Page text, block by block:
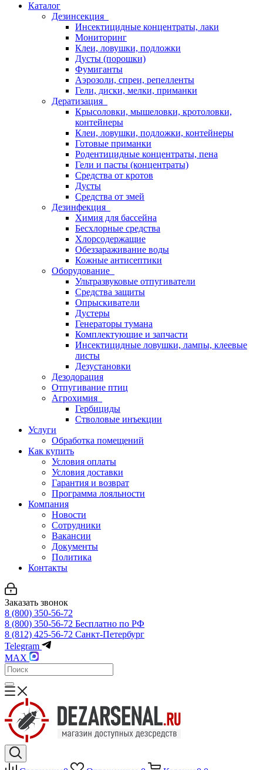
Каталог
Дезинсекция
Инсектицидные концентраты, лаки
Мониторинг
Клеи, ловушки, подложки
Дусты (порошки)
Фумиганты
Аэрозоли, спреи, репелленты
Гели, диски, мелки, приманки
Дератизация
Крысоловки, мышеловки, кротоловки,
контейнеры
Клеи, ловушки, подложки, контейнеры
Готовые приманки
Родентицидные концентраты, пена
Гели и пасты (концентраты)
Средства от кротов
Дусты
Средства от змей
Дезинфекция
Химия для бассейна
Бесхлорные средства
Хлорсодержащие
Обеззараживание воды
Кожные антисептики
Оборудование
Ультразвуковые отпугиватели
Средства защиты
Опрыскиватели
Дустеры
Генераторы тумана
Комплектующие и запчасти
Инсектицидные ловушки, лампы, клеевые
листы
Дезустановки
Дезодорация
Отпугивание птиц
Агрохимия
Гербициды
Стволовые инъекции
Услуги
Обработка помещений
Как купить
Условия оплаты
Условия доставки
Гарантия и возврат
Программа лояльности
Компания
Новости
Сотрудники
Вакансии
Документы
Политика
Контакты
Заказать звонок
8 (800) 350-56-72
8 (800) 350-56-72 Бесплатно по РФ
8 (812) 425-56-72 Санкт-Петербург
Telegram
MAX